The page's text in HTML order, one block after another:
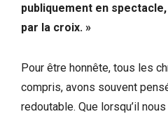
publiquement en
par la croix. »
Pour être honnête, tous les
compris, avons souvent
redoutable. Que lorsqu’il